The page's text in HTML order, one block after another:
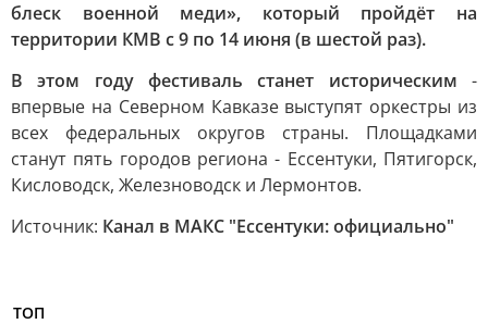
блеск военной меди», который пройдёт на
территории КМВ с 9 по 14 июня (в шестой раз).
В этом году фестиваль станет историческим -
впервые на Северном Кавказе выступят оркестры из
всех федеральных округов страны. Площадками
станут пять городов региона - Ессентуки, Пятигорск,
Кисловодск, Железноводск и Лермонтов.
Источник: Канал в МАКС "Ессентуки: официально"
ТОП